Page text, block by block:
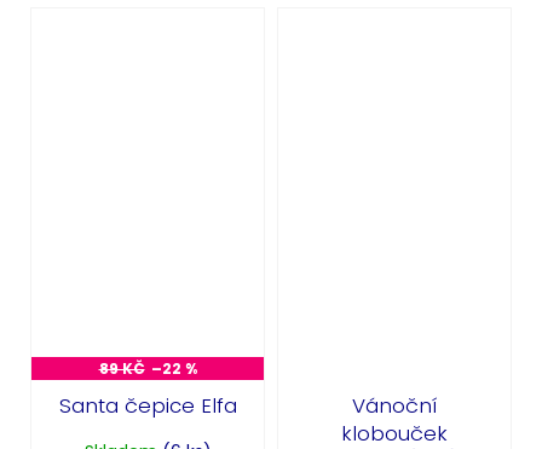
89 KČ –22 %
Santa čepice Elfa
Vánoční
klobouček